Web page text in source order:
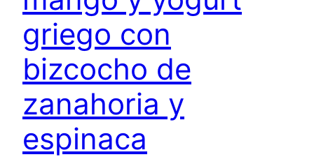
griego con
bizcocho de
zanahoria y
espinaca